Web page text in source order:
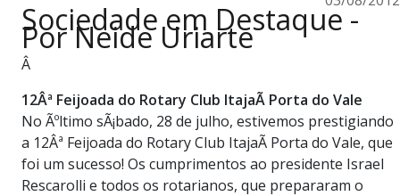
PUBLICAÇÕES LEGAIS
Sociedade em Destaque -
Por Neide Uriarte
Â
12Âª Feijoada do Rotary Club ItajaÃ­ Porta do Vale
No Ãºltimo sÃ¡bado, 28 de julho, estivemos prestigiando
a 12Âª Feijoada do Rotary Club ItajaÃ­ Porta do Vale, que
foi um sucesso! Os cumprimentos ao presidente Israel
Rescarolli e todos os rotarianos, que prepararam o